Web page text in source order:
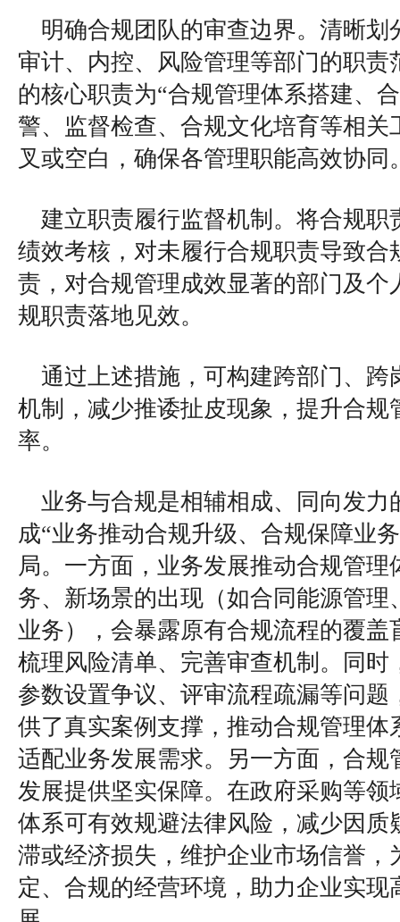
明确合规团队的审查边界。清晰划
审计、内控、风险管理等部门的职责
的核心职责为“合规管理体系搭建、
警、监督检查、合规文化培育等相关
叉或空白，确保各管理职能高效协同
建立职责履行监督机制。将合规职
绩效考核，对未履行合规职责导致合
责，对合规管理成效显著的部门及个
规职责落地见效。
通过上述措施，可构建跨部门、跨
机制，减少推诿扯皮现象，提升合规
率。
业务与合规是相辅相成、同向发力
成“业务推动合规升级、合规保障业
局。一方面，业务发展推动合规管理
务、新场景的出现（如合同能源管理
业务），会暴露原有合规流程的覆盖
梳理风险清单、完善审查机制。同时
参数设置争议、评审流程疏漏等问题
供了真实案例支撑，推动合规管理体
适配业务发展需求。另一方面，合规
发展提供坚实保障。在政府采购等领
体系可有效规避法律风险，减少因质
滞或经济损失，维护企业市场信誉，
定、合规的经营环境，助力企业实现